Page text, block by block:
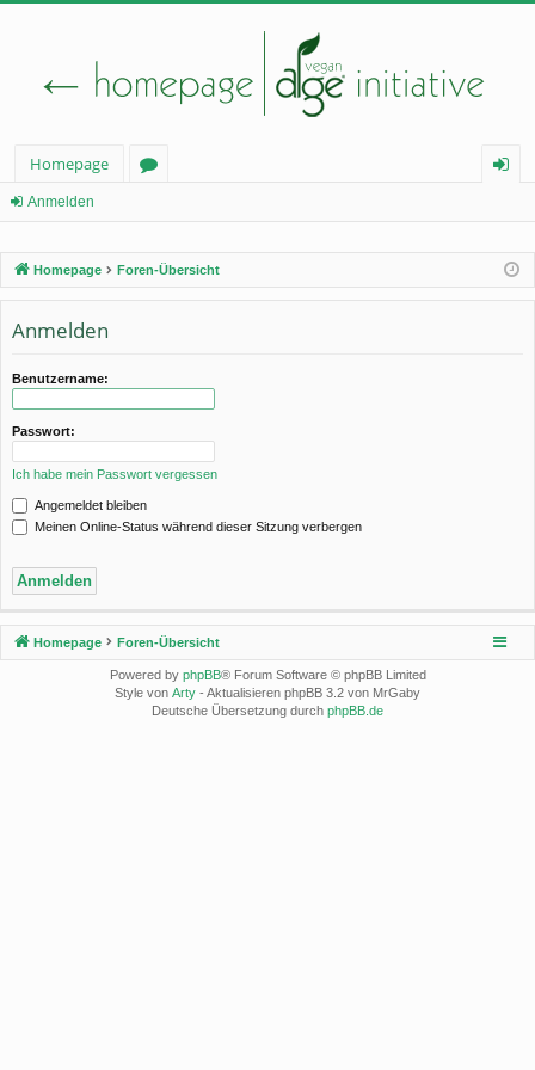
Homepage
el
Anmelden
Homepage Foren-Übersicht
Anmelden
Benutzername:
Passwort:
Ich habe mein Passwort vergessen
Angemeldet bleiben
Meinen Online-Status während dieser Sitzung verbergen
Homepage Foren-Übersicht
Powered by phpBB® Forum Software © phpBB Limited
Style von Arty - Aktualisieren phpBB 3.2 von MrGaby
Deutsche Übersetzung durch phpBB.de